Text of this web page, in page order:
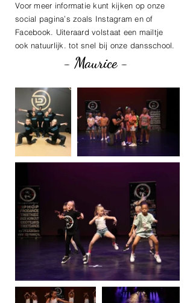
Voor meer informatie kunt kijken op onze
social pagina’s zoals Instagram en of
Facebook. Uiteraard volstaat een mailtje
ook natuurlijk. tot snel bij onze dansschool.
- Maurice -